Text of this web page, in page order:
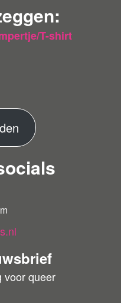
T-shirt
M
e
e
o
r
voor queer